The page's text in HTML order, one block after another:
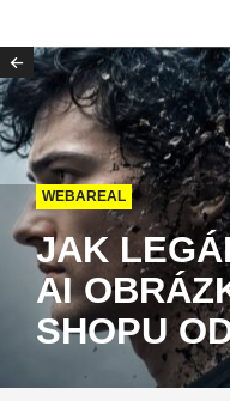
WEBAREAL
JAK
AI
SHOPU